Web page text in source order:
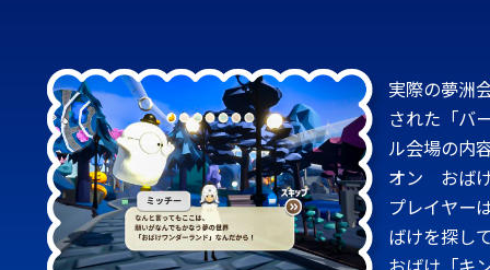
実際の夢洲
された「バ
ル会場の内
オン おば
プレイヤー
ばけを探し